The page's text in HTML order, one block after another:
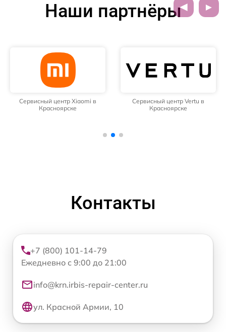
Наши партнёры
Сервисный центр Xiaomi в
Красноярске
Сервисный центр Vertu в
Красноярске
Контакты
+7 (800) 101-14-79
Ежедневно с 9:00 до 21:00
info@krn.irbis-repair-center.ru
ул. Красной Армии, 10